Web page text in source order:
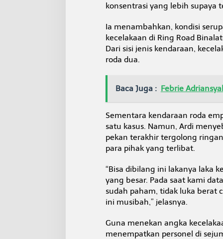
konsentrasi yang lebih supaya
Ia menambahkan, kondisi
kecelakaan di Ring Road
Dari sisi jenis kendaraan,
roda dua.
Baca Juga : Febrie
Sementara kendaraan roda
satu kasus. Namun, Ardi
pekan terakhir tergolong
para pihak yang terlibat.
“Bisa dibilang ini lakanya laka
yang besar. Pada saat kami
sudah paham, tidak luka berat
ini musibah,” jelasnya.
Guna menekan angka
menempatkan personel di